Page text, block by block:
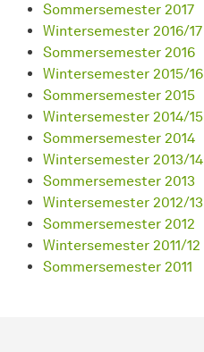
Sommersemester 2017
Wintersemester 2016/17
Sommersemester 2016
Wintersemester 2015/16
Sommersemester 2015
Wintersemester 2014/15
Sommersemester 2014
Wintersemester 2013/14
Sommersemester 2013
Wintersemester 2012/13
Sommersemester 2012
Wintersemester 2011/12
Sommersemester 2011